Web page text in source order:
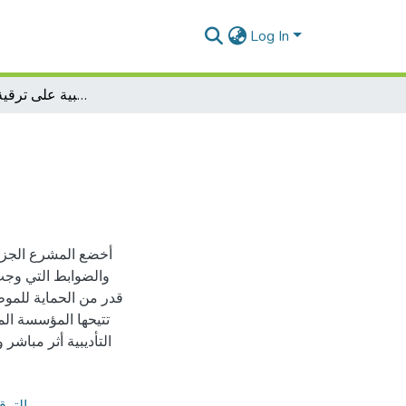
Log In
أثر العقوبة التأديبية على ترقية الموظف العام
أخضع المشرع
والضوابط التي وجب
قدر من الحماية
تتيحها المؤسسة
التأديبية أثر